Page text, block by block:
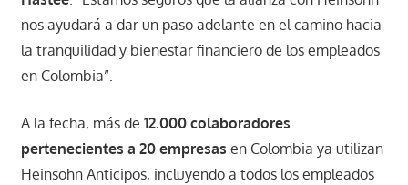
nos ayudará a dar un paso adelante en el camino hacia
la tranquilidad y bienestar financiero de los empleados
en Colombia”.
A la fecha, más de 12.000 colaboradores
pertenecientes a 20 empresas en Colombia ya utilizan
Heinsohn Anticipos, incluyendo a todos los empleados